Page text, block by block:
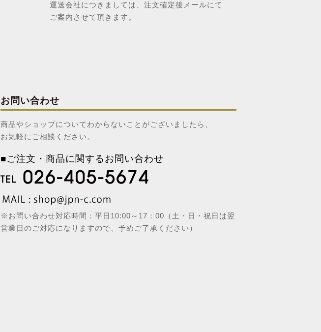
運送会社につきましては、注文確定後メールにて
ご案内させて頂きます。
お問い合わせ
商品やショップについてわからないことがございましたら、
お気軽にご相談ください。
■ご注文・商品に関するお問い合わせ
※お問い合わせ対応時間：平日10:00～17：00（土・日・祝日は翌
営業日のご対応になりますので、予めご了承ください）